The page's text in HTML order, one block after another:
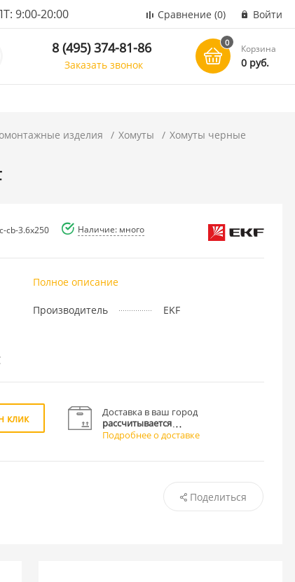
9:00-20:00 Сравнение (0) Войти
8 (495) 374-81-86
Заказать звонок
0
Корзина
0 руб.
изделия Хомуты
Хомуты черные
cb-3.6x250 Наличие: много
Полное описание
Производитель EKF
клик
Доставка в ваш город
рассчитывается
Подробнее о доставке
Поделиться